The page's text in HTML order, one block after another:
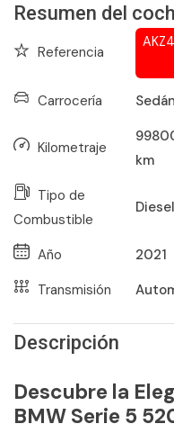
Resumen del
Referencia
Carrocería Sedán
Kilometraje
km
Tipo de
Combustible
Diesel
Año
2021
Transmisión
Descripción
Descubre la
BMW Serie 5